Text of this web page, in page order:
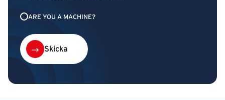
ARE YOU A MACHINE?
Skicka